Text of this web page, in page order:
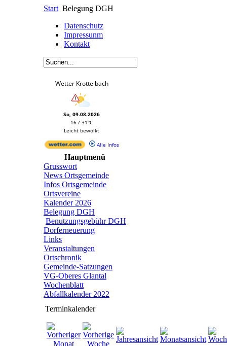
Start Belegung DGH
Datenschutz
Impressunm
Kontakt
Wetter Krottelbach
So, 09.08.2026
16 / 31°C
Leicht bewölkt
Alle Infos
Hauptmenü
Grusswort
News Ortsgemeinde
Infos Ortsgemeinde
Ortsvereine
Kalender 2026
Belegung DGH
Benutzungsgebühr DGH
Dorferneuerung
Links
Veranstaltungen
Ortschronik
Gemeinde-Satzungen
VG-Oberes Glantal
Wochenblatt
Abfallkalender 2022
Terminkalender